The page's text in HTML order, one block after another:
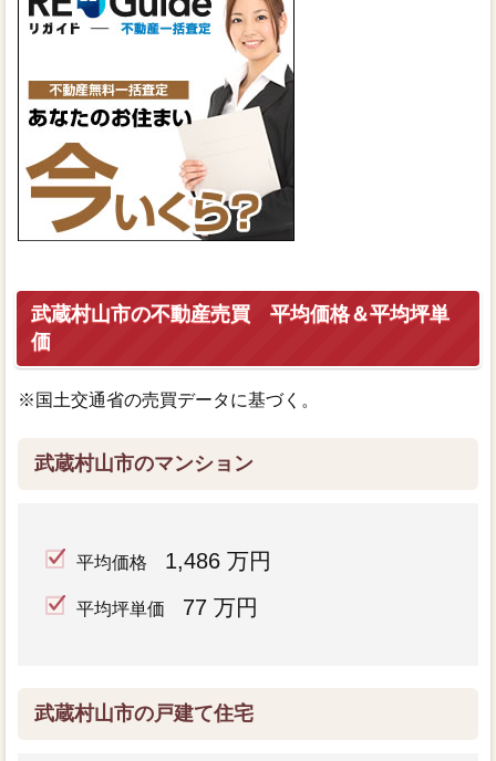
武蔵村山市の不動産売買 平均価格＆平均坪単
価
※国土交通省の売買データに基づく。
武蔵村山市のマンション
平均価格 1,486 万円
平均坪単価 77 万円
武蔵村山市の戸建て住宅